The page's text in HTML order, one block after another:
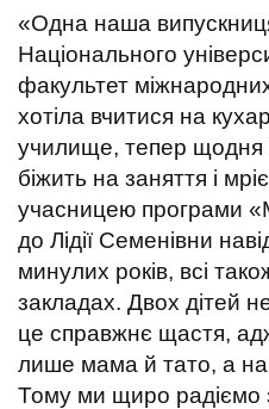
«Одна наша
Національного
факультет
хотіла вчитися на
училище, тепер щодня
біжить на заняття і
учасницею програми
до Лідії Семенівни
минулих років, всі
закладах. Двох дітей
це справжнє щастя,
лише мама й тато, а
Тому ми щиро радіємо